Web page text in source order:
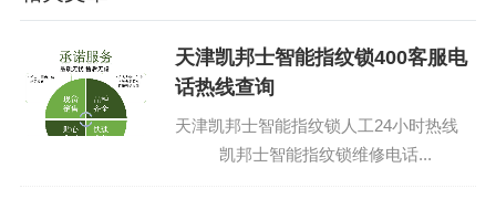
天津凯邦士智能指纹锁400客服电
话热线查询
天津凯邦士智能指纹锁人工24小时热线
凯邦士智能指纹锁维修电话...